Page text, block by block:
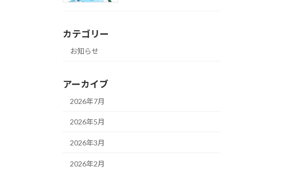
カテゴリー
お知らせ
アーカイブ
2026年7月
2026年5月
2026年3月
2026年2月